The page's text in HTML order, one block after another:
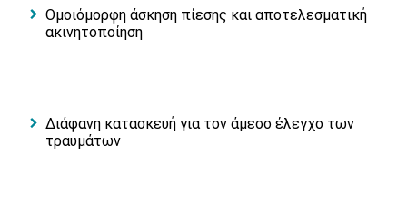
Ομοιόμορφη άσκηση πίεσης και αποτελεσματική
ακινητοποίηση
Διάφανη κατασκευή για τον άμεσο έλεγχο των
τραυμάτων